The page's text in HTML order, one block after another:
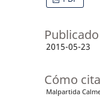
Publicado
2015-05-23
Cómo
Malpartida